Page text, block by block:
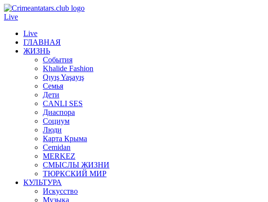
Live
Live
ГЛАВНАЯ
ЖИЗНЬ
События
Khalide Fashion
Qıyış Yaşayış
Семья
Дети
CANLI SES
Диаспора
Социум
Люди
Карта Крыма
Cemidan
МERKEZ
СМЫСЛЫ ЖИЗНИ
ТЮРКСКИЙ МИР
КУЛЬТУРА
Искусство
Музыка